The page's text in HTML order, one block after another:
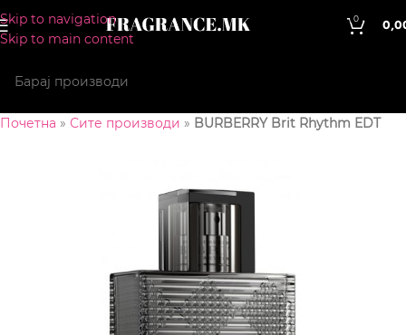
Skip to navigation
Skip to main content
0
Почетна » Сите производи » BURBERRY Brit Rhythm EDT